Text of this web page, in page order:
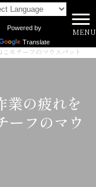
Powered by
Translate
MENU
>
モチーフのマウスパット
業の疲れを
ーフのマウ